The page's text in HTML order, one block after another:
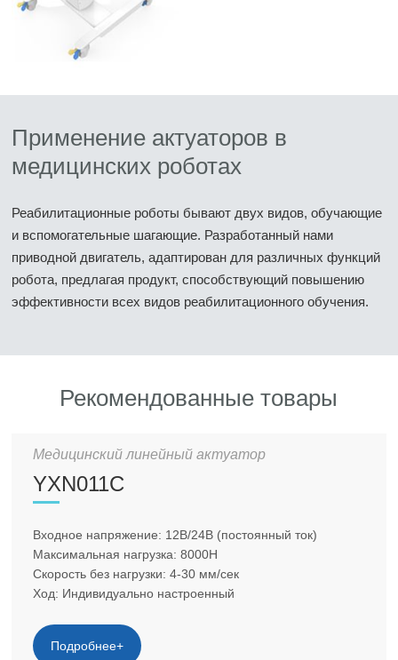
Применение актуаторов в
медицинских роботах
Реабилитационные роботы бывают двух видов, обучающие
и вспомогательные шагающие. Разработанный нами
приводной двигатель, адаптирован для различных функций
робота, предлагая продукт, способствующий повышению
эффективности всех видов реабилитационного обучения.
Рекомендованные товары
Медицинский линейный актуатор
YXN011C
Входное напряжение: 12В/24В (постоянный ток)
Максимальная нагрузка: 8000Н
Скорость без нагрузки: 4-30 мм/сек
Ход: Индивидуально настроенный
Подробнее+